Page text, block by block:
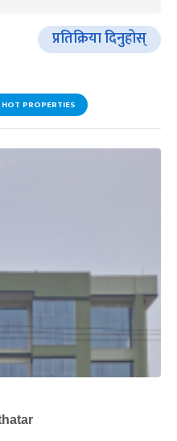
प्रतिक्रिया दिनुहोस्
HOT PROPERTIES